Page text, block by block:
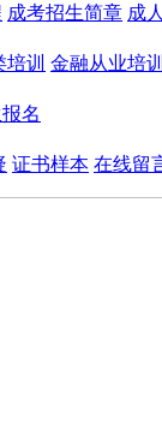
成考招生简章 成
培训 金融从业培训
名
证书样本 在线留